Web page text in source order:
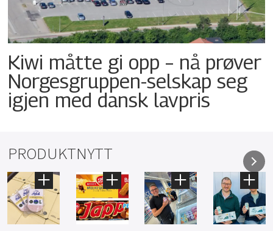
Kiwi måtte gi opp – nå prøver
Norgesgruppen-selskap seg
igjen med dansk lavpris
PRODUKTNYTT